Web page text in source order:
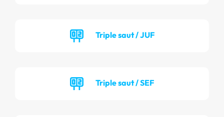
Triple saut / JUF
Triple saut / SEF